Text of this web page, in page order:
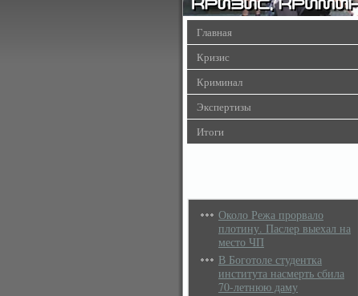
Главная
Кризис
Криминал
Экспертизы
Итоги
Около Режа прорвало
плотину. Паслер выехал на
место ЧП
В Боготоле студентка
института насмерть сбила
70-летнюю даму